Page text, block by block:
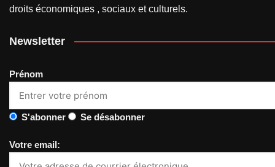
droits économiques , sociaux et culturels.
Newsletter
Prénom
S'abonner Se désabonner
Votre email: